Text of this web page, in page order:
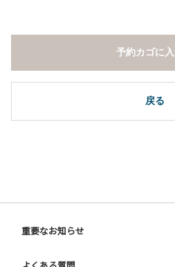
戻る
予約カゴに
重要なお知らせ